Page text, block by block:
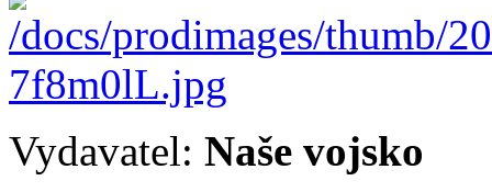
Vydavatel: Naše vojsko